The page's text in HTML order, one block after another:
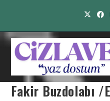
Fakir Buzdolabı /